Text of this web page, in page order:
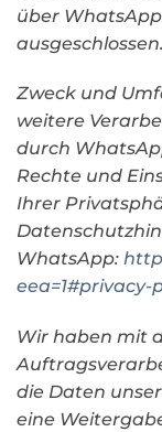
über
ausgeschlossen.
Zweck und
weitere
durch
Rechte und
Ihrer
WhatsApp:
eea=1#privacy-
Wir haben mit
die Daten
eine